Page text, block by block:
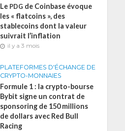
Le PDG de Coinbase évoque
les « flatcoins », des
stablecoins dont la valeur
suivrait l’inflation
il y a 3 mois
PLATEFORMES D'ÉCHANGE DE
CRYPTO-MONNAIES
Formule 1 : la crypto-bourse
Bybit signe un contrat de
sponsoring de 150 millions
de dollars avec Red Bull
Racing